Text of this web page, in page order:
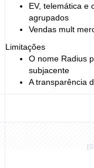
EV, telemática e
agrupados
Vendas mult
Limitações
O nome Radius
subjacente
A transparência
[